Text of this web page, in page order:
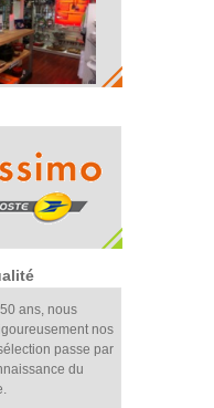
ans, nous
nos
passe par
du